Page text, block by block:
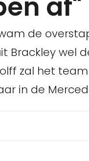
de
Brackley wel
zal het
in de